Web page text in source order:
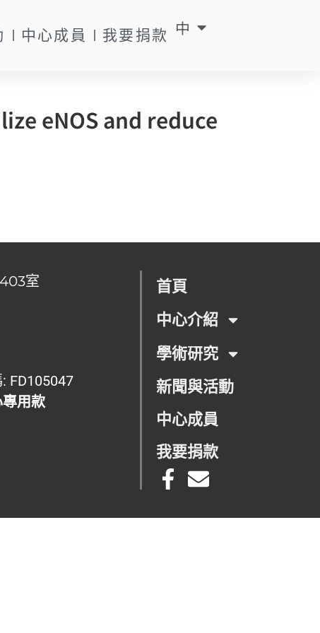
中心成員 我要捐款 中
EN
eNOS and reduce
室
FD105047
用款
首頁
中心介紹
學術研究
新聞與活動
中心成員
我要捐款